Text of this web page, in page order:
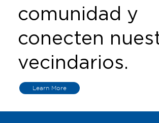
comunidad y
conecten
vecindarios.
Learn More